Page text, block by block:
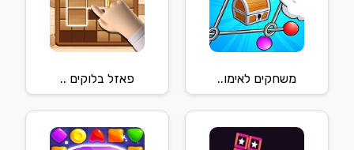
משחקים לאימו.. פאזל בלוקים ..